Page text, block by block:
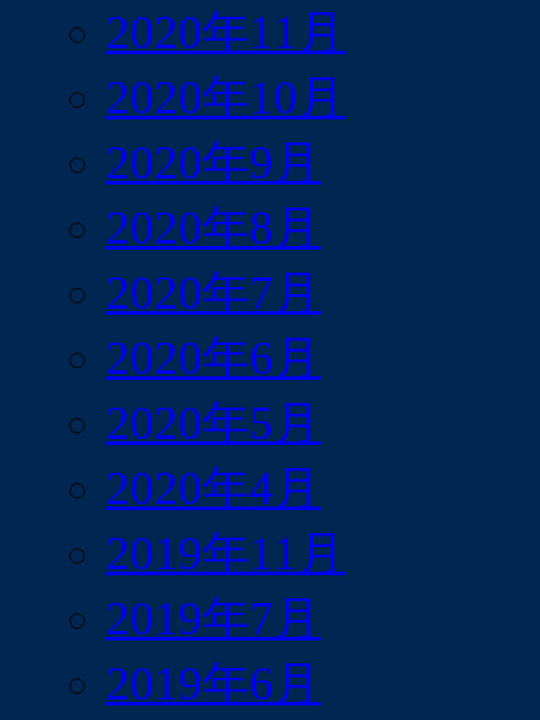
2020年11月
2020年10月
2020年9月
2020年8月
2020年7月
2020年6月
2020年5月
2020年4月
2019年11月
2019年7月
2019年6月